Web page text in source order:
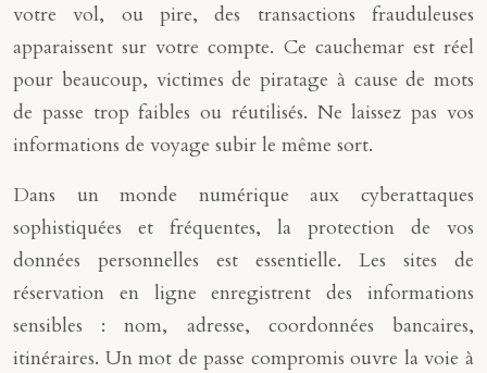
votre vol, ou pire, des transactions frauduleuses
apparaissent sur votre compte. Ce cauchemar est réel
pour beaucoup, victimes de piratage à cause de mots
de passe trop faibles ou réutilisés. Ne laissez pas vos
informations de voyage subir le même sort.
Dans un monde numérique aux cyberattaques
sophistiquées et fréquentes, la protection de vos
données personnelles est essentielle. Les sites de
réservation en ligne enregistrent des informations
sensibles : nom, adresse, coordonnées bancaires,
itinéraires. Un mot de passe compromis ouvre la voie à